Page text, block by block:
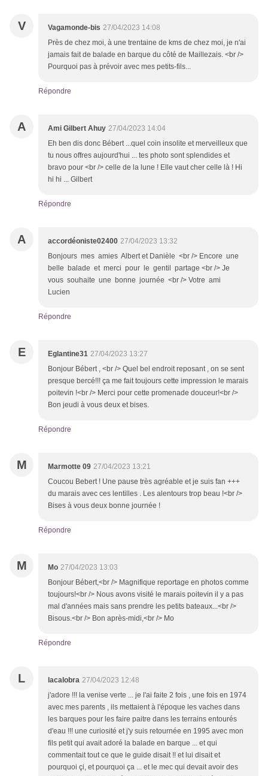
V Vagamonde-bis 27/04/2023 14:08
Près de chez moi, à une trentaine de kms de chez moi, je n'ai
jamais fait de balade en barque du côté de Maillezais. <br />
Pourquoi pas à prévoir avec mes petits-fils...
Répondre
A Ami Gilbert Ahuy 27/04/2023 14:04
Eh ben dis donc Bébert ...quel coin insolite et merveilleux que
tu nous offres aujourd'hui ... tes photo sont splendides et
bravo pour <br /> celle de la lune ! Elle vaut cher celle là ! Hi
hi hi ... Gilbert
Répondre
A accordéoniste02400 27/04/2023 13:32
Bonjours mes amies Albert et Danièle <br /> Encore une
belle balade et merci pour le gentil partage <br /> Je
vous souhaite une bonne journée <br /> Votre ami
Lucien
Répondre
E Eglantine31 27/04/2023 13:27
Bonjour Bébert , <br /> Quel bel endroit reposant , on se sent
presque bercé!!! ça me fait toujours cette impression le marais
poitevin !<br /> Merci pour cette promenade douceur!<br />
Bon jeudi à vous deux et bises.
Répondre
M Marmotte 09 27/04/2023 13:21
Coucou Bebert ! Une pause très agréable et je suis fan +++
du marais avec ces lentilles . Les alentours trop beau !<br />
Bises à vous deux bonne journée !
Répondre
M Mo 27/04/2023 13:03
Bonjour Bébert,<br /> Magnifique reportage en photos comme
toujours!<br /> Nous avons visité le marais poitevin il y a pas
mal d'années mais sans prendre les petits bateaux...<br />
Bisous.<br /> Bon après-midi,<br /> Mo
Répondre
L lacalobra 27/04/2023 12:48
j'adore !!! la venise verte ... je l'ai faite 2 fois , une fois en 1974
avec mes parents , ils mettaient à l'époque les vaches dans
les barques pour les faire paitre dans les terrains entourés
d'eau !!! une curiosité et j'y suis retournée en 1995 avec mon
fils petit qui avait adoré la balade en barque ... et qui
commentait tout ce que le guide disait !! et lui disait et
pourquoi çi, et pourquoi ça ... et le mec qui devait avoir des